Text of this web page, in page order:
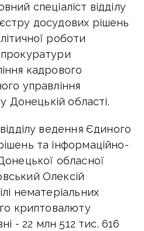
спеціаліст відділу
досудових рішень
роботи
кадрового
управління
Донецькій області.
ведення Єдиного
та інформаційно-
обласної
Олексій
нематеріальних
криптовалюту
- 22 млн 512 тис. 616